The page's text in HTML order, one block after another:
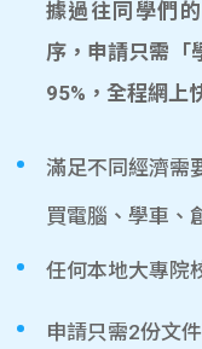
據過往同學們
序，申請只需「
95%，全程網上
滿足不同經濟需
買電腦、學車、
任何本地大專院
申請只需2份文